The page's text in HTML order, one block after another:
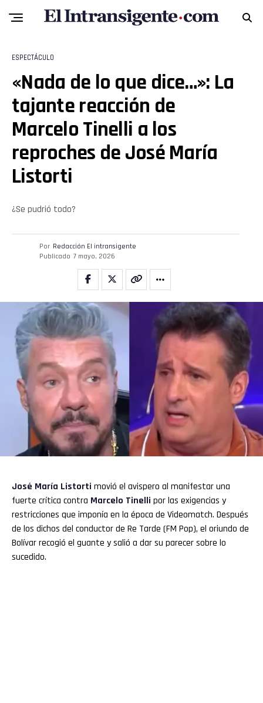
ESPECTÁCULO
«Nada de lo que dice…»: La
tajante reacción de
Marcelo Tinelli a los
reproches de José María
Listorti
¿Se pudrió todo?
Por Redacción El intransigente
Publicado 7 mayo, 2026
José María Listorti movió el avispero al manifestar una
fuerte crítica contra Marcelo Tinelli por las exigencias y
restricciones que imponía en la época de Videomatch. Después
de los dichos del conductor de Re Tarde (FM Pop), el oriundo de
Bolívar recogió el guante y salió a dar su parecer sobre lo
sucedido.
Pinterest
Whatsapp